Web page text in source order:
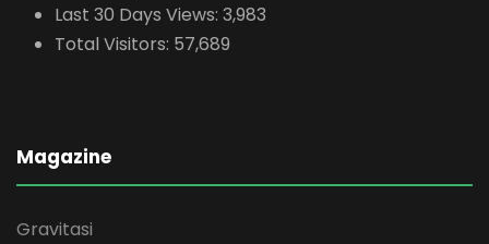
Last 30 Days Views: 3,983
Total Visitors: 57,689
Magazine
Gravitasi